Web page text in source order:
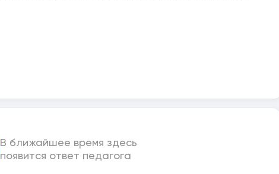
В ближайшее время здесь
появится ответ педагога